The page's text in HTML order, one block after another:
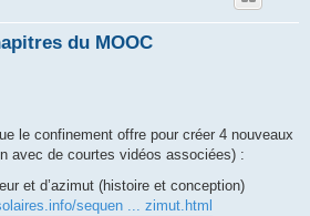
du MOOC
le confinement offre pour créer 4 nouveaux
avec de courtes vidéos associées) :
et d’azimut (histoire et conception)
sequen ... zimut.html